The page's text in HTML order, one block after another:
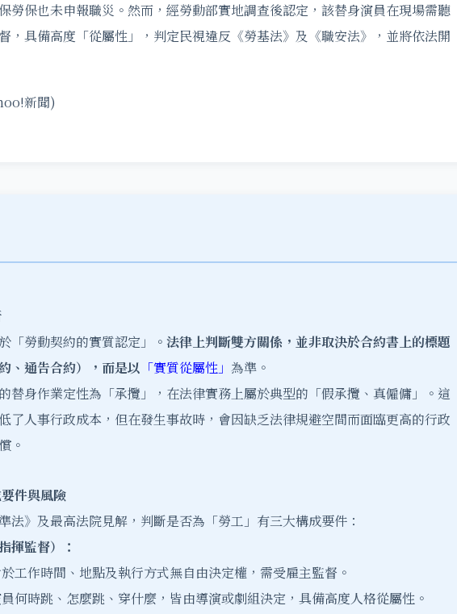
勞保也未申報職災。然而，經勞動部實地調查後認定，該替身演員在現場需聽
，具備高度「從屬性」，判定民視違反《勞基法》及《職安法》，並將依法開
新聞)
「勞動契約的實質認定」
。法律上判斷雙方關係，並非取決於合約書上的標題
、通告合約），而是以 「實質從屬性」 為準。
替身作業定性為「承攬」，在法律實務上屬於典型的「假承攬、真僱傭」。這
了人事行政成本，但在發生事故時，會因缺乏法律規避空間而面臨更高的行政
。
件與風險
法》及最高法院見解，判斷是否為「勞工」有三大構成要件：
揮監督）：
工作時間、地點及執行方式無自由決定權，需受雇主監督。
何時跳、怎麼跳、穿什麼，皆由導演或劇組決定，具備高度人格從屬性。